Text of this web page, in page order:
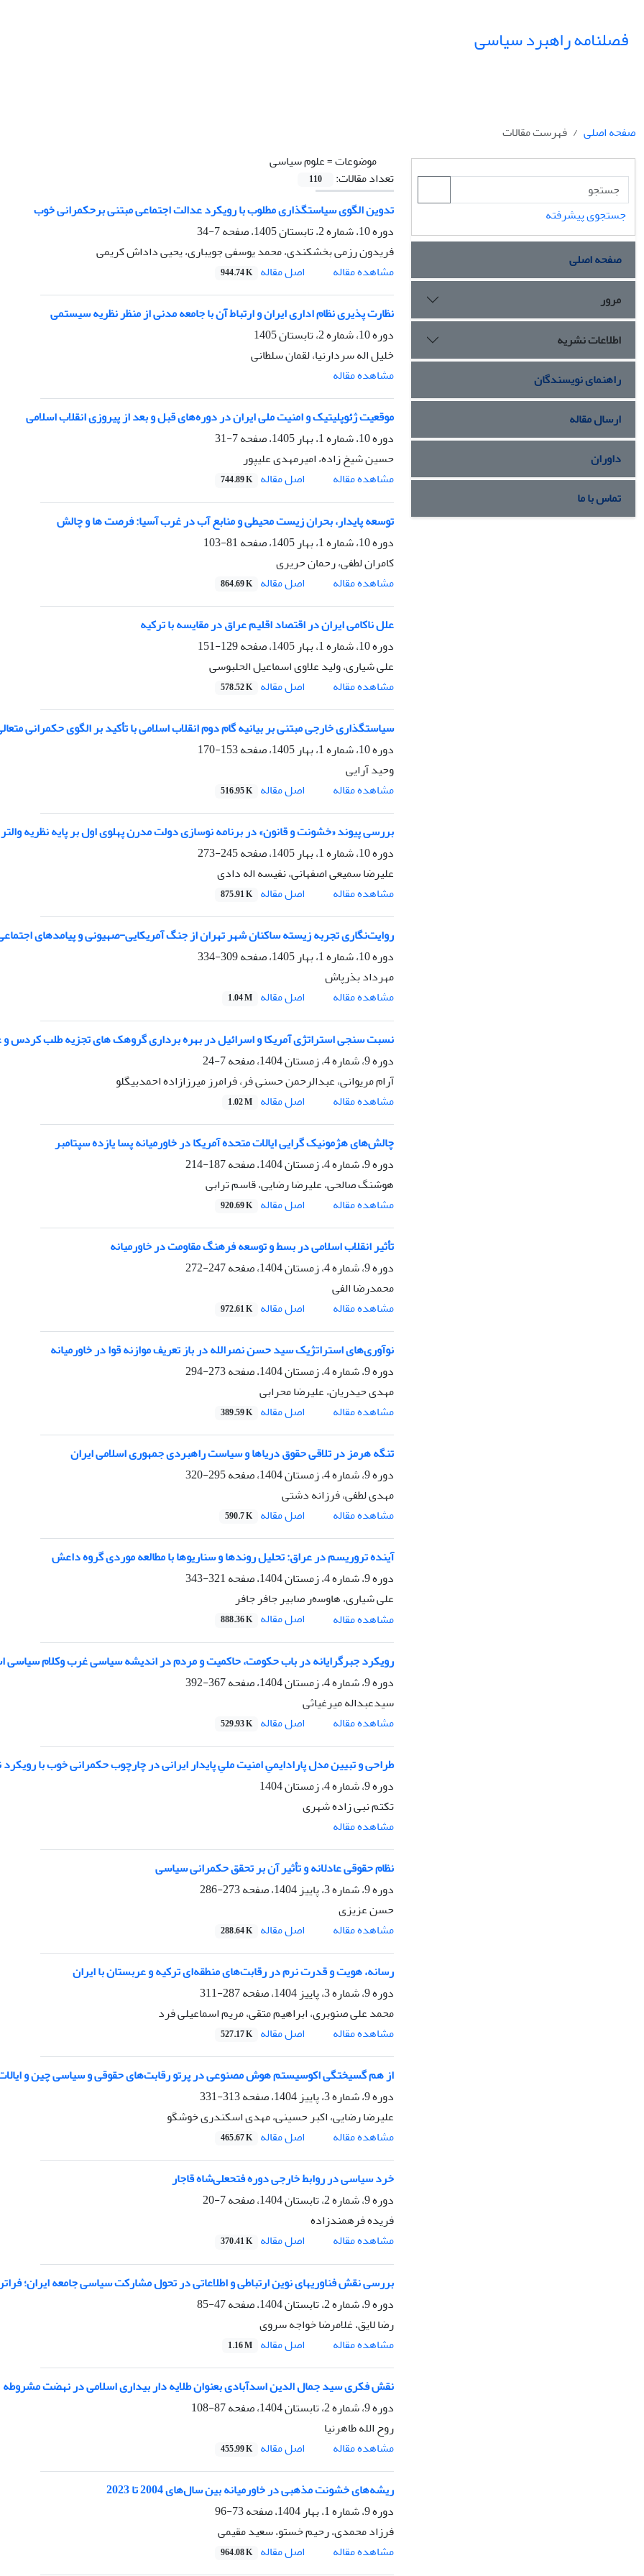
فصلنامه راهبرد سیاسی
صفحه اصلی
فهرست مقالات
موضوعات =علوم سیاسی
تعداد مقالات:
110
تدوین الگوی سیاستگذاری مطلوب با رویکرد عدالت اجتماعی مبتنی برحکمرانی خوب
دوره 10، شماره 2، تابستان 1405، صفحه
7-34
فریدون رزمی بخشکندی، محمد یوسفی جویباری، یحیی داداش کریمی
مشاهده مقاله
اصل مقاله 944.74 K
نظارت پذیری نظام اداری ایران و ارتباط آن با جامعه مدنی از منظر نظریه سیستمی
دوره 10، شماره 2، تابستان 1405
خلیل اله سردارنیا، لقمان سلطانی
مشاهده مقاله
موقعیت ژئوپلیتیک و امنیت ملی ایران در دوره‌های قبل و بعد از پیروزی انقلاب اسلامی
دوره 10، شماره 1، بهار 1405، صفحه
7-31
حسین شیخ زاده، امیرمهدی علیپور
مشاهده مقاله
اصل مقاله 744.89 K
توسعه پایدار، بحران زیست محیطی و منابع آب در غرب آسیا: فرصت ها و چالش
دوره 10، شماره 1، بهار 1405، صفحه
81-103
کامران لطفی، رحمان حریری
مشاهده مقاله
اصل مقاله 864.69 K
علل ناکامی ایران در اقتصاد اقلیم عراق در مقایسه با ترکیه
دوره 10، شماره 1، بهار 1405، صفحه
129-151
علی شیاری، ولید علاوی اسماعیل الحلبوسی
مشاهده مقاله
اصل مقاله 578.52 K
سیاستگذاری خارجی مبتنی بر بیانیه گام دوم انقلاب اسلامی با تأکید بر الگوی حکمرانی
دوره 10، شماره 1، بهار 1405، صفحه
153-170
وحید آرایی
مشاهده مقاله
اصل مقاله 516.95 K
بررسی پیوند «خشونت و قانون» در برنامه نوسازی دولت مدرن پهلوی اول بر پایه نظریه
دوره 10، شماره 1، بهار 1405، صفحه
245-273
علیرضا سمیعی اصفهانی، نفیسه اله دادی
مشاهده مقاله
اصل مقاله 875.91 K
روایت‌نگاری تجربه زیسته ساکنان شهر تهران از جنگ آمریکایی-صهیونی و پیامدهای
دوره 10، شماره 1، بهار 1405، صفحه
309-334
مهرداد بذرپاش
مشاهده مقاله
اصل مقاله 1.04 M
نسبت سنجی استراتژی آمریکا و اسرائیل در بهره برداری گروهک های تجزیه طلب کردس و
دوره 9، شماره 4، زمستان 1404، صفحه
7-24
آرام مریوانی، عبدالرحمن حسنی فر، فرامرز میرزازاده احمدبیگلو
مشاهده مقاله
اصل مقاله 1.02 M
چالش‌های هژمونیک گرایی ایالات متحده آمریکا در خاورمیانه پسا یازده سپتامبر
دوره 9، شماره 4، زمستان 1404، صفحه
187-214
هوشنگ صالحی، علیرضا رضایی، قاسم ترابی
مشاهده مقاله
اصل مقاله 920.69 K
تأثیر انقلاب ‌اسلامی در بسط و توسعه فرهنگ مقاومت در خاورمیانه
دوره 9، شماره 4، زمستان 1404، صفحه
247-272
محمدرضا الفی
مشاهده مقاله
اصل مقاله 972.61 K
نوآوری‌های استراتژیک سید حسن نصرالله در باز تعریف موازنه قوا در خاورمیانه
دوره 9، شماره 4، زمستان 1404، صفحه
273-294
مهدی حیدریان، علیرضا محرابی
مشاهده مقاله
اصل مقاله 389.59 K
تنگه هرمز در تلاقی حقوق دریاها و سیاست راهبردی جمهوری اسلامی ایران
دوره 9، شماره 4، زمستان 1404، صفحه
295-320
مهدی لطفی، فرزانه دشتی
مشاهده مقاله
اصل مقاله 590.7 K
آینده تروریسم در عراق: تحلیل روندها و سناریوها با مطالعه موردی گروه داعش
دوره 9، شماره 4، زمستان 1404، صفحه
321-343
علی شیاری، هاوسەر صابیر جافر جافر
مشاهده مقاله
اصل مقاله 888.36 K
رویکرد جبرگرایانه در باب حکومت، حاکمیت و مردم در اندیشه سیاسی غرب وکلام سیاسی
دوره 9، شماره 4، زمستان 1404، صفحه
367-392
سیدعبداله میرغیاثی
مشاهده مقاله
اصل مقاله 529.93 K
طراحی و تبیین مدل پارادایمیِ امنیت ملیِ پایدار ایرانی در چارچوب حکمرانی خوب با رویکرد
دوره 9، شماره 4، زمستان 1404
تکتم نبی زاده شهری
مشاهده مقاله
نظام حقوقی عادلانه و تأثیر آن بر تحقق حکمرانی سیاسی
دوره 9، شماره 3، پاییز 1404، صفحه
273-286
حسن عزیزی
مشاهده مقاله
اصل مقاله 288.64 K
رسانه، هویت و قدرت نرم در رقابت‌های منطقه‌ای ترکیه و عربستان با ایران
دوره 9، شماره 3، پاییز 1404، صفحه
287-311
محمد علی صنوبری، ابراهیم متقی، مریم اسماعیلی فرد
مشاهده مقاله
اصل مقاله 527.17 K
از هم گسیختگی اکوسیستم هوش مصنوعی در پرتو رقابت‌های حقوقی و سیاسی چین و
دوره 9، شماره 3، پاییز 1404، صفحه
313-331
علیرضا رضایی، اکبر حسینی، مهدی اسکندری خوشگو
مشاهده مقاله
اصل مقاله 465.67 K
خرد سیاسی در روابط خارجی دوره فتحعلی‌شاه قاجار
دوره 9، شماره 2، تابستان 1404، صفحه
7-20
فریده فرهمندزاده
مشاهده مقاله
اصل مقاله 370.41 K
بررسی نقش فناوریهای نوین ارتباطی و اطلاعاتی در تحول مشارکت سیاسی جامعه ایران؛
دوره 9، شماره 2، تابستان 1404، صفحه
47-85
رضا لایق، غلامرضا خواجه سروی
مشاهده مقاله
اصل مقاله 1.16 M
نقش فکری سید جمال الدین اسدآبادی بعنوان طلایه دار بیداری اسلامی در نهضت مشروطه
دوره 9، شماره 2، تابستان 1404، صفحه
87-108
روح الله طاهرنیا
مشاهده مقاله
اصل مقاله 455.99 K
ریشه‌های خشونت مذهبی در خاورمیانه بین سال‌های 2004 تا 2023
دوره 9، شماره 1، بهار 1404، صفحه
73-96
فرزاد محمدی، رحیم خستو، سعید مقیمی
مشاهده مقاله
اصل مقاله 964.08 K
جستجوی پیشرفته
صفحه اصلی
مرور
اطلاعات نشریه
راهنمای نویسندگان
ارسال مقاله
داوران
تماس با ما